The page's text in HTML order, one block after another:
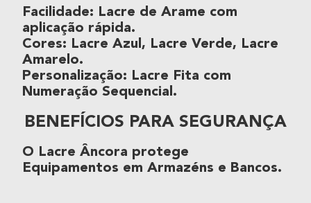
Facilidade: Lacre de Arame com
aplicação rápida.
Cores: Lacre Azul , Lacre Verde, Lacre
Amarelo.
Personalização: Lacre Fita com
Numeração Sequencial .
BENEFÍCIOS PARA SEGURANÇA
O Lacre Âncora protege
Equipamentos em Armazéns e Bancos.